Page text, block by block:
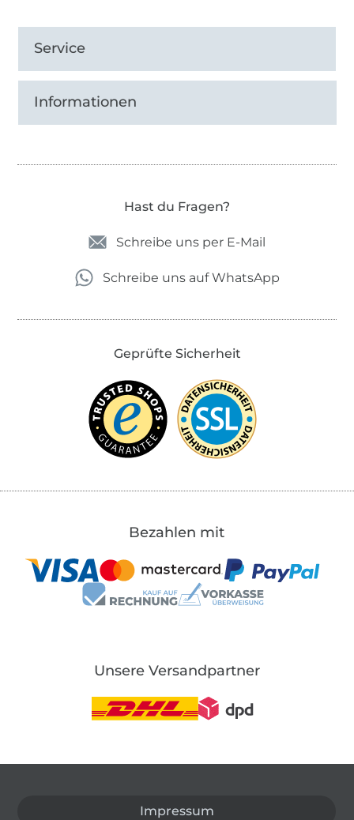
Service
Informationen
Hast du Fragen?
Schreibe uns per E-Mail
Schreibe uns auf WhatsApp
Geprüfte Sicherheit
Bezahlen mit
Unsere Versandpartner
Impressum